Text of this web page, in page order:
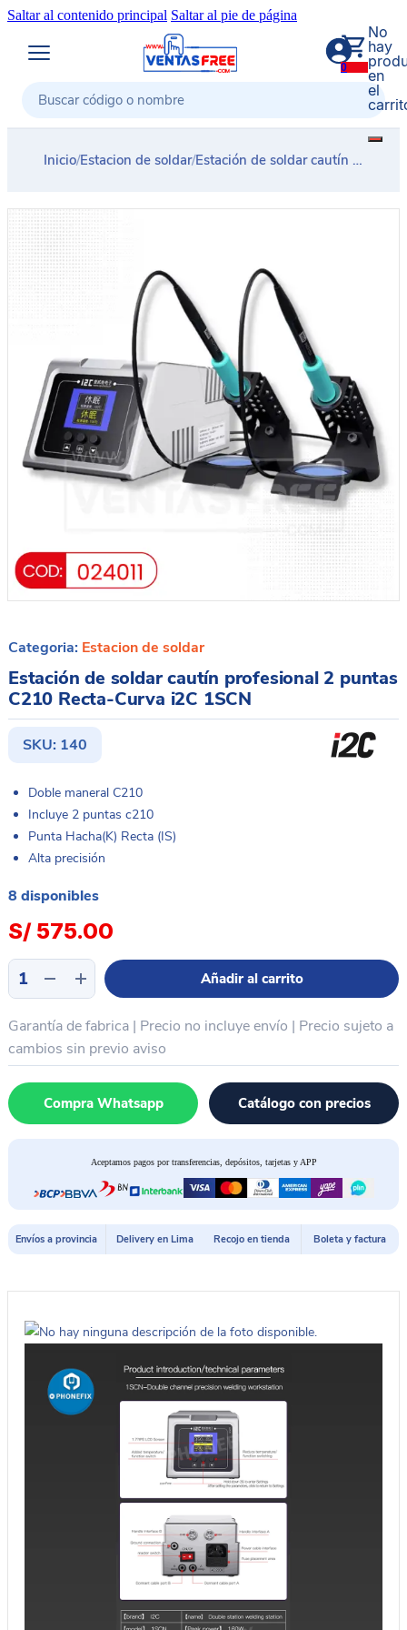
Saltar al contenido principal Saltar al pie de página
Buscar
0
No
hay
en
el
Inicio/Estacion de soldar/Estación de soldar cautín profesional 2 puntas C210 Recta-Curva i2C 1SCN
Categoria: Estacion de soldar
Estación de soldar cautín profesional 2 puntas
C210 Recta-Curva i2C 1SCN
SKU: 140
Doble maneral C210
Incluye 2 puntas c210
Punta Hacha(K) Recta (IS)
Alta precisión
8 disponibles
S/ 575.00
Estación
de
cautín
profesional
2
puntas
C210
Recta-
1SCN
Añadir al carrito
Garantía de fabrica | Precio no incluye envío | Precio sujeto a
cambios sin previo aviso
Compra Whatsapp Catálogo con precios
Aceptamos pagos por transferencias, depósitos, tarjetas y APP
Envíos a provincia Delivery en Lima Recojo en tienda Boleta y factura